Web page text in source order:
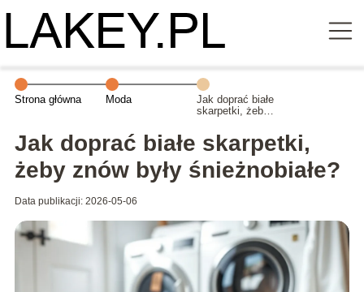
Strona główna Moda
Jak doprać białe
skarpetki, żeby
śnieżnobiałe?
Jak doprać białe skarpetki,
żeby znów były śnieżnobiałe?
Data publikacji: 2026-05-06